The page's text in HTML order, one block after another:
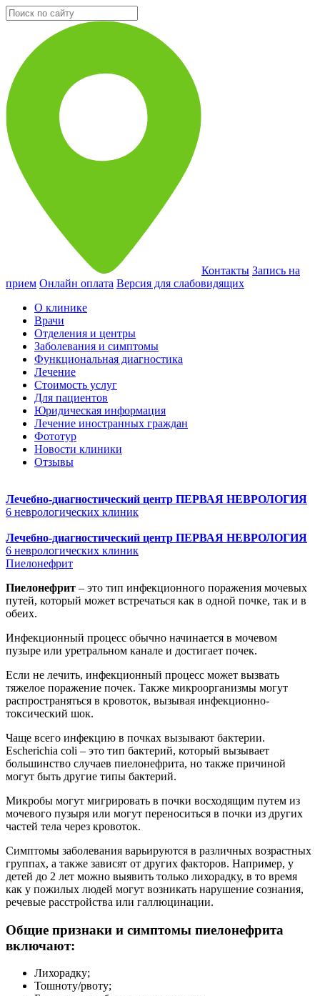
Контакты Запись на
прием Онлайн оплата Версия для слабовидящих
О клинике
Врачи
Отделения и центры
Заболевания и симптомы
Функциональная диагностика
Лечение
Стоимость услуг
Для пациентов
Юридическая информация
Лечение иностранных граждан
Фототур
Новости клиники
Отзывы
Лечебно-диагностический центр ПЕРВАЯ НЕВРОЛОГИЯ
6 неврологических клиник
Лечебно-диагностический центр ПЕРВАЯ НЕВРОЛОГИЯ
6 неврологических клиник
Пиелонефрит
Пиелонефрит – это тип инфекционного поражения мочевых
путей, который может встречаться как в одной почке, так и в
обеих.
Инфекционный процесс обычно начинается в мочевом
пузыре или уретральном канале и достигает почек.
Если не лечить, инфекционный процесс может вызвать
тяжелое поражение почек. Также микроорганизмы могут
распространяться в кровоток, вызывая инфекционно-
токсический шок.
Чаще всего инфекцию в почках вызывают бактерии.
Escherichia coli – это тип бактерий, который вызывает
большинство случаев пиелонефрита, но также причиной
могут быть другие типы бактерий.
Микробы могут мигрировать в почки восходящим путем из
мочевого пузыря или могут переноситься в почки из других
частей тела через кровоток.
Симптомы заболевания варьируются в различных возрастных
группах, а также зависят от других факторов. Например, у
детей до 2 лет можно выявить только лихорадку, в то время
как у пожилых людей могут возникать нарушение сознания,
речевые расстройства или галлюцинации.
Общие признаки и симптомы пиелонефрита
включают:
Лихорадку;
Тошноту/рвоту;